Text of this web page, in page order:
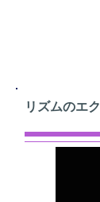
リズムのエ